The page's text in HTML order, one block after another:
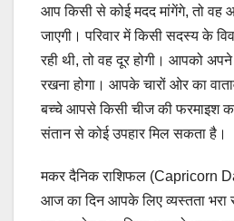
आप किसी से कोई मदद मांगेंगे, तो वह
जाएगी। परिवार में किसी सदस्य के
रही थी, तो वह दूर होगी। आपको
रखना होगा। आपके चारों ओर का
बच्चे आपसे किसी चीज की फरमाइश
संतान से कोई उपहार मिल सकता है।
मकर दैनिक राशिफल (Capricorn
आज का दिन आपके लिए व्यस्तता भरा